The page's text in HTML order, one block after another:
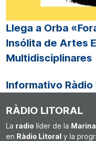
Llega a Orba
Insólita de Artes
Multidisciplinares
Informativo
RÀDIO LITORAL
La radio líder de la
en Ràdio Litoral y la